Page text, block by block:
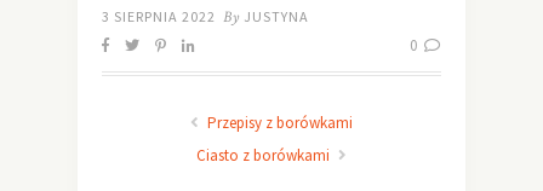
3 SIERPNIA 2022 By JUSTYNA
0
Przepisy z borówkami
Ciasto z borówkami